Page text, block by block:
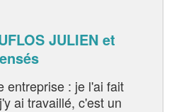
JULIEN et
entreprise : je l'ai fait
ai travaillé, c'est un